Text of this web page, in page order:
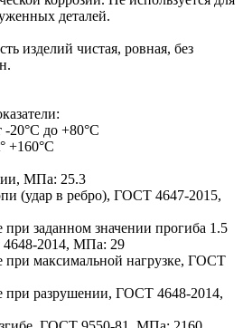
деталей.
изделий чистая, ровная, без
-20°C до +80°C
+160°C
МПа: 25.3
(удар в ребро), ГОСТ 4647-2015,
заданном значении прогиба 1.5
2014, МПа: 29
максимальной нагрузке, ГОСТ
при разрушении, ГОСТ 4648-2014,